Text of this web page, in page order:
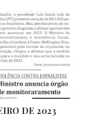
DE 2023